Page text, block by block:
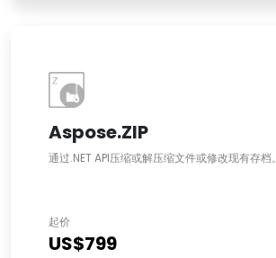
Aspose.ZIP
通过.NET API压缩或解压缩文件或修改现有存档。
起价
US$799